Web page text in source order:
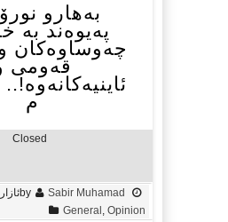
بەهارو
پەیوەند بە
چەوساوەکان
قەومی
م
Closed
by Sabir Muhamad
ئازار 23, 2025
General Opinion